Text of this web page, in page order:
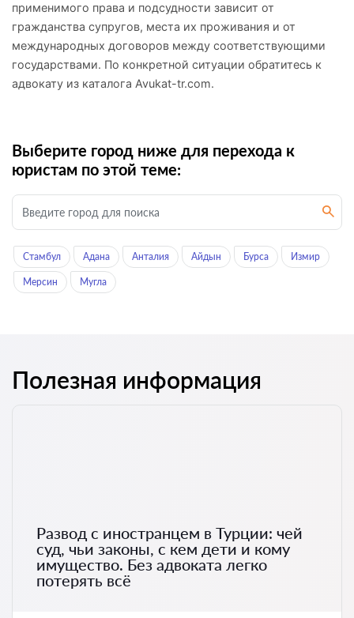
применимого права и подсудности зависит от
гражданства супругов, места их проживания и от
международных договоров между соответствующими
государствами. По конкретной ситуации обратитесь к
адвокату из каталога Avukat-tr.com.
Выберите город ниже для перехода к
юристам по этой теме:
Стамбул Адана Анталия Айдын Бурса Измир
Мерсин Мугла
Полезная информация
Развод с иностранцем в Турции: чей
суд, чьи законы, с кем дети и кому
имущество. Без адвоката легко
потерять всё